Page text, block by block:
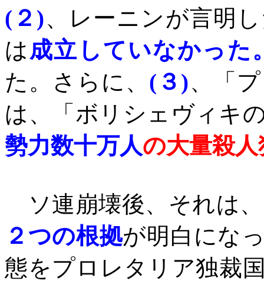
( ２ )、レーニンが言明
は成立していなかった
た 。さらに、 ( ３ )、「
は、「ボリシェヴィキ
勢力数十万人の大量殺人
ソ連崩壊後、それは、
２つの根拠が明白にな
態をプロレタリア独裁